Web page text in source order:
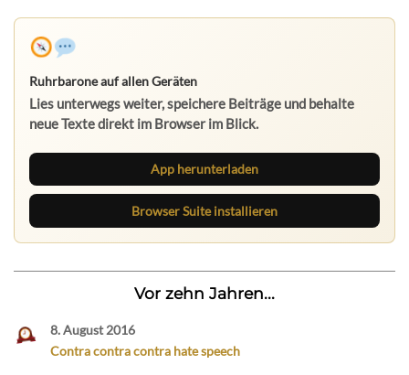
Ruhrbarone auf allen Geräten
Lies unterwegs weiter, speichere Beiträge und behalte
neue Texte direkt im Browser im Blick.
App herunterladen
Browser Suite installieren
Vor zehn Jahren...
8. August 2016
Contra contra contra hate speech